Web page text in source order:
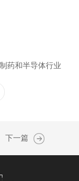
药和半导体行业
下一篇